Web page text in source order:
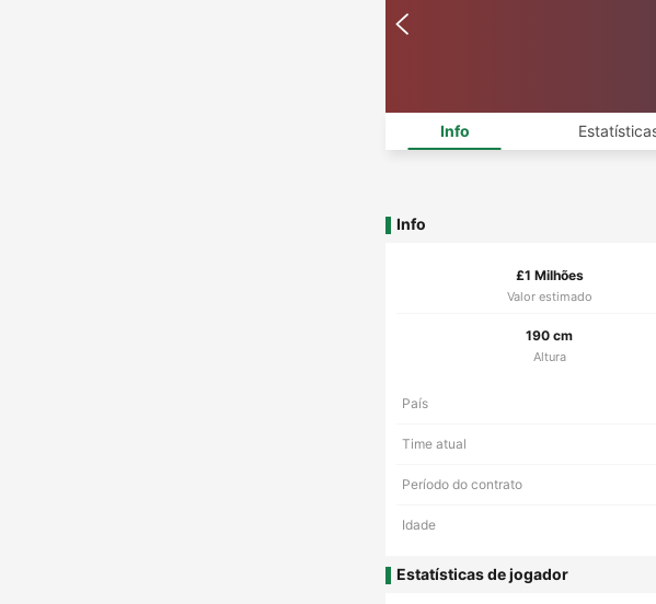
Info
Info
£1 Milhões
Valor estimado
190 cm
Altura
País
Time atual
Período do contrato
Idade
Estatísticas de jogador